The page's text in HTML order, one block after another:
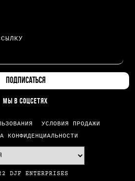
МЫ В СОЦСЕТЯХ
УСЛОВИЯ ПРОДАЖИ
КОНФИДЕНЦИАЛЬНОСТИ
DJF ENTERPRISES